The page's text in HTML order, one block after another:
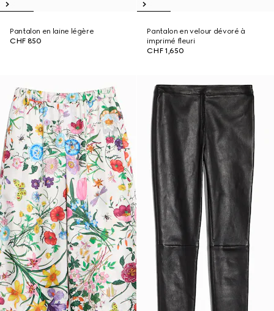
Pantalon en laine légère
CHF 850
Pantalon en velour dévoré à
imprimé fleuri
CHF 1,650